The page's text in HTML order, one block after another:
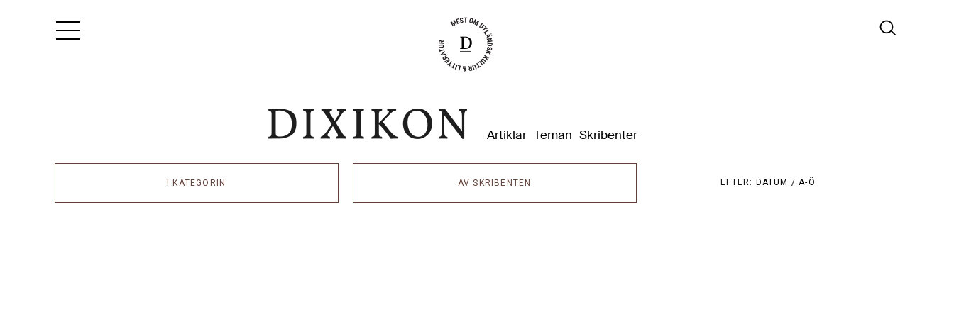
Artiklar Teman Skribenter
I KATEGORIN AV SKRIBENTEN EFTER: DATUM / A-Ö